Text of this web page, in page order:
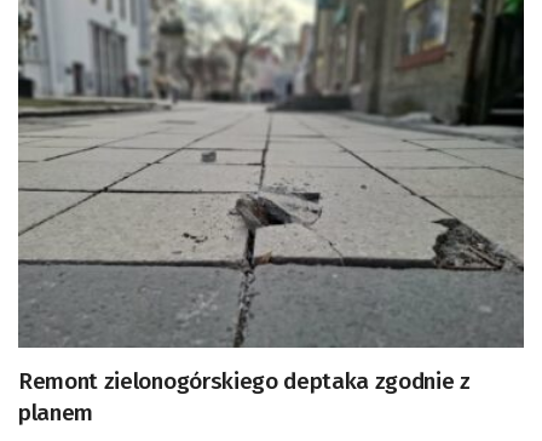
Remont zielonogórskiego deptaka zgodnie z
planem